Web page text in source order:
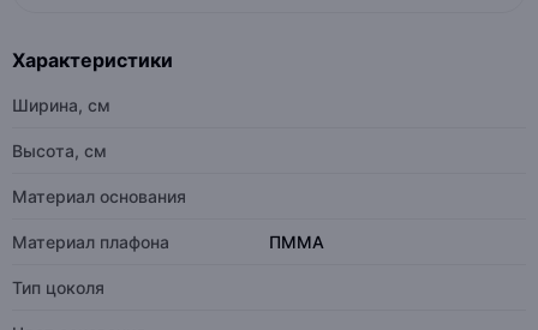
Характеристики
Ширина, см
Высота, см
Материал основания
Материал плафона ПММА
Тип цоколя